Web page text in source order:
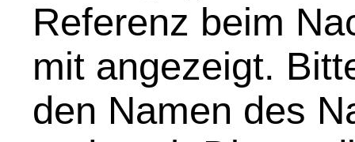
Referenz beim
mit angezeigt.
den Namen des